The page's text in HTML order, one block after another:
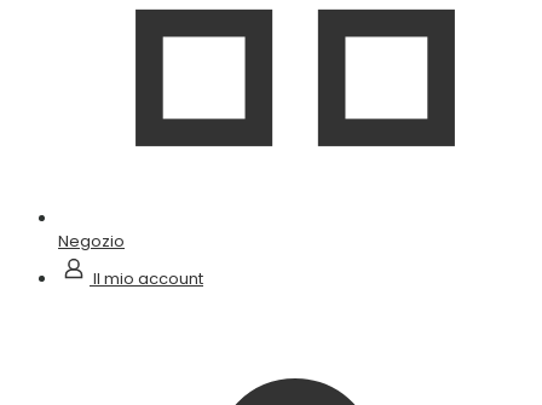
Negozio
Il mio account